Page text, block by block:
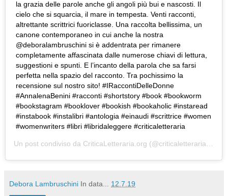
la grazia delle parole anche gli angoli più bui e nascosti. Il
cielo che si squarcia, il mare in tempesta. Venti racconti,
altrettante scrittrici fuoriclasse. Una raccolta bellissima, un
canone contemporaneo in cui anche la nostra
@deboralambruschini si è addentrata per rimanere
completamente affascinata dalle numerose chiavi di lettura,
suggestioni e spunti. E l’incanto della parola che sa farsi
perfetta nella spazio del racconto. Tra pochissimo la
recensione sul nostro sito! #IRaccontiDelleDonne
#AnnalenaBenini #racconti #shortstory #book #bookworm
#bookstagram #booklover #bookish #bookaholic #instaread
#instabook #instalibri #antologia #einaudi #scrittrice #women
#womenwriters #libri #libridaleggere #criticaletteraria
Un post condiviso da CriticaLetteraria.org (@criticaletteraria) in data:
Debora Lambruschini In data... 12.7.19